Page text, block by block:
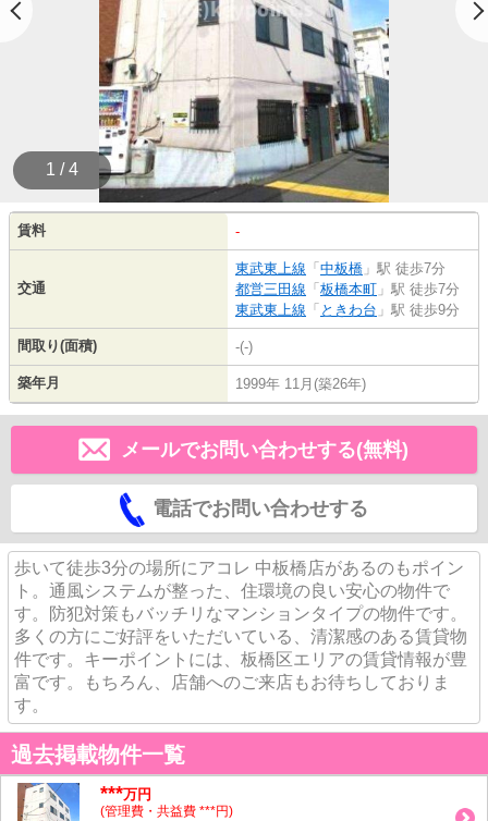
1 / 4
賃料 -
交通
東武東上線 「 中板橋 」駅 徒歩7分
都営三田線 「 板橋本町 」駅 徒歩7分
東武東上線 「 ときわ台 」駅 徒歩9分
間取り(面積) -(-)
築年月 1999年 11月(築26年)
メールでお問い合わせする(無料)
電話でお問い合わせする
歩いて徒歩3分の場所にアコレ 中板橋店があるのもポイン
ト。通風システムが整った、住環境の良い安心の物件で
す。防犯対策もバッチリなマンションタイプの物件です。
多くの方にご好評をいただいている、清潔感のある賃貸物
件です。キーポイントには、板橋区エリアの賃貸情報が豊
富です。もちろん、店舗へのご来店もお待ちしておりま
す。
過去掲載物件一覧
***万円
(管理費・共益費 ***円)